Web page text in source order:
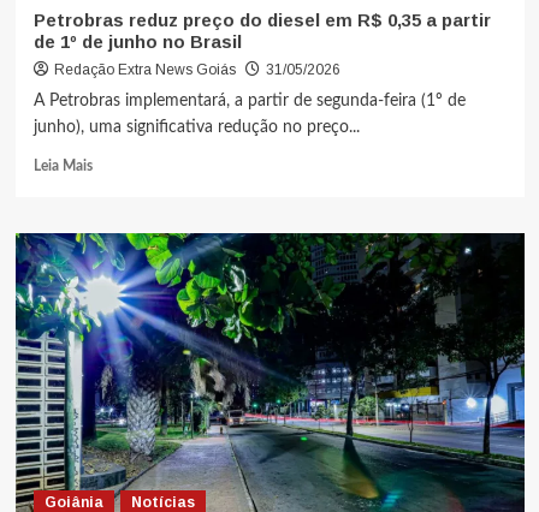
Petrobras reduz preço do diesel em R$ 0,35 a partir
de 1º de junho no Brasil
Redação Extra News Goiás
31/05/2026
A Petrobras implementará, a partir de segunda-feira (1º de
junho), uma significativa redução no preço...
Leia Mais
Goiânia Notícias